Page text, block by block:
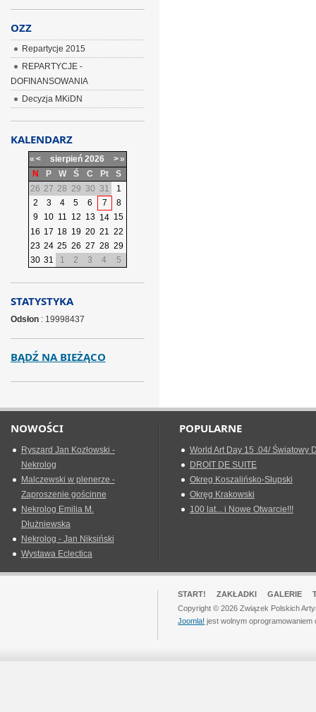
OZZ
Repartycje 2015
REPARTYCJE -
DOFINANSOWANIA
Decyzja MKiDN
KALENDARZ
« < sierpień 2026 >»
N
P W Ś C Pt
S
26 27 28 29 30 31
1
2
3 4 5 6 7
8
9
10 11 12 13 14 15
16 17 18 19 20 21 22
23 24 25 26 27 28 29
30 31 1 2 3 4 5
STATYSTYKA
Odsłon: 19998437
BĄDŹ NA BIEŻĄCO
NOWOŚCI
Ryszard Jan Kozłowski -
Nekrolog
Malczewski w plenerze -
Zaproszenie gościnne
Nekrolog Emilia M.
Dłużniewska
Nekrolog - Jan Niksiński
Wystawa Eclectica
POPULARNE
World Art Day 15 .04/ Światowy
DROIT DE SUITE
Okreg Koszalińsko-Słupski
Okręg Krakowski
100 lat... i Nowe Otwarcie!!!
START! ZAKŁADKI GALERIE
Copyright © 2026 Związek Polskich
Joomla! jest wolnym